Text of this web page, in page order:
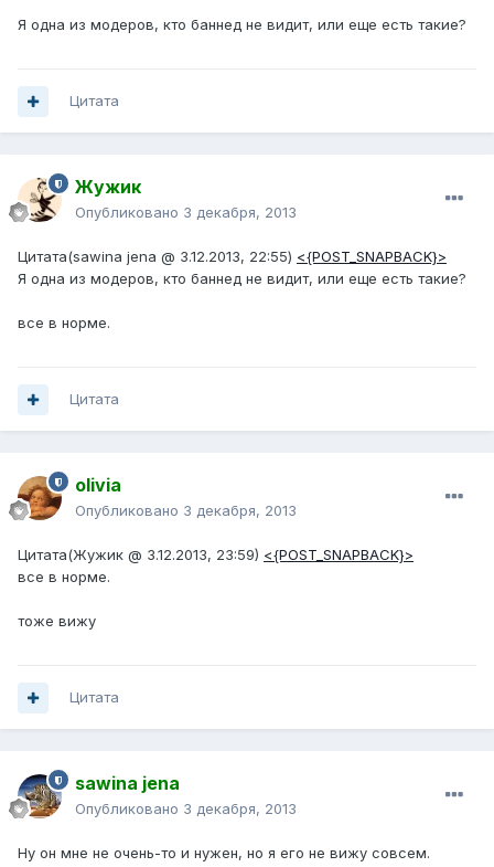
Я одна из модеров, кто баннед не видит, или еще есть такие?
Цитата
Жужик
Опубликовано 3 декабря, 2013
Цитата(sawina jena @ 3.12.2013, 22:55) <{POST_SNAPBACK}>
Я одна из модеров, кто баннед не видит, или еще есть такие?
все в норме.
Цитата
olivia
Опубликовано 3 декабря, 2013
Цитата(Жужик @ 3.12.2013, 23:59) <{POST_SNAPBACK}>
все в норме.
тоже вижу
Цитата
sawina jena
Опубликовано 3 декабря, 2013
Ну он мне не очень-то и нужен, но я его не вижу совсем.